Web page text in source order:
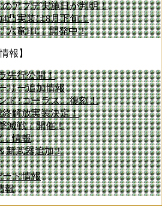
アプデ実施日が判明！
凸実装は8月下旬！
六竜HL」開発中！
報】
先行公開！
リー追加情報
ド･コーラス」復刻！
解放実装決定！
滅戦」開催！
情報
新武器追加！
ート情報
報